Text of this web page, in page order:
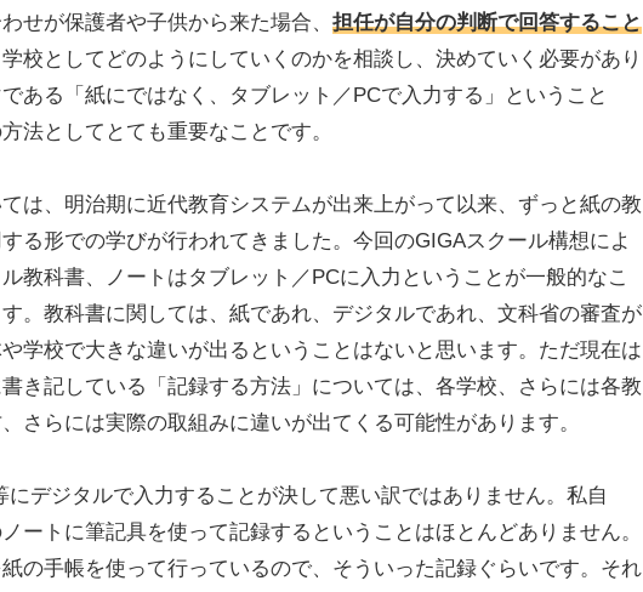
せが保護者や子供から来た場合、 担任が自分の判断で回答すること
校としてどのようにしていくのかを相談し、決めていく必要があり
ある「紙にではなく、タブレット／PCで入力する」ということ
法としてとても重要なことです。
は、明治期に近代教育システムが出来上がって以来、ずっと紙の教
る形での学びが行われてきました。今回のGIGAスクール構想によ
教科書、ノートはタブレット／PCに入力ということが一般的なこ
。教科書に関しては、紙であれ、デジタルであれ、文科省の審査が
学校で大きな違いが出るということはないと思います。ただ現在は
き記している「記録する方法」については、各学校、さらには各教
さらには実際の取組みに違いが出てくる可能性があります。
デジタルで入力することが決して悪い訳ではありません。私自
ートに筆記具を使って記録するということはほとんどありません。
の手帳を使って行っているので、そういった記録ぐらいです。それ